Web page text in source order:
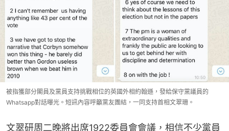
被指獲部分閣員及黨員支持挑戰相位的英國外相約翰遜，發給保守黨議員的
Whatsapp對話曝光。短訊內容呼籲黨友團結，一同支持首相文翠珊。
文翠研周二晚將出席1922委員會會議，相信不少黨員